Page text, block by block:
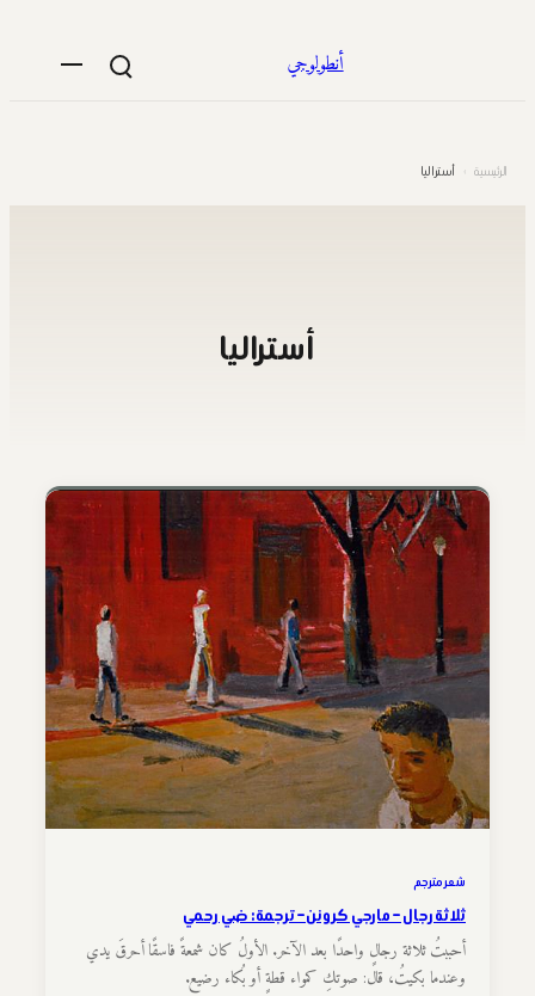
أنطولوجي
الرئيسية › أستراليا
أستراليا
شعر مترجم
ثلاثة رجال – مارجي كرونن – ترجمة: ضي رحمي
أحببتُ ثلاثة رجالٍ واحدًا بعد الآخر. الأولُ كان شمعةً فاسقًا أحرقَ يدي
وعندما بكيتُ، قال: صوتكِ كمواء قطةٍ أو بُكاء رضيع.